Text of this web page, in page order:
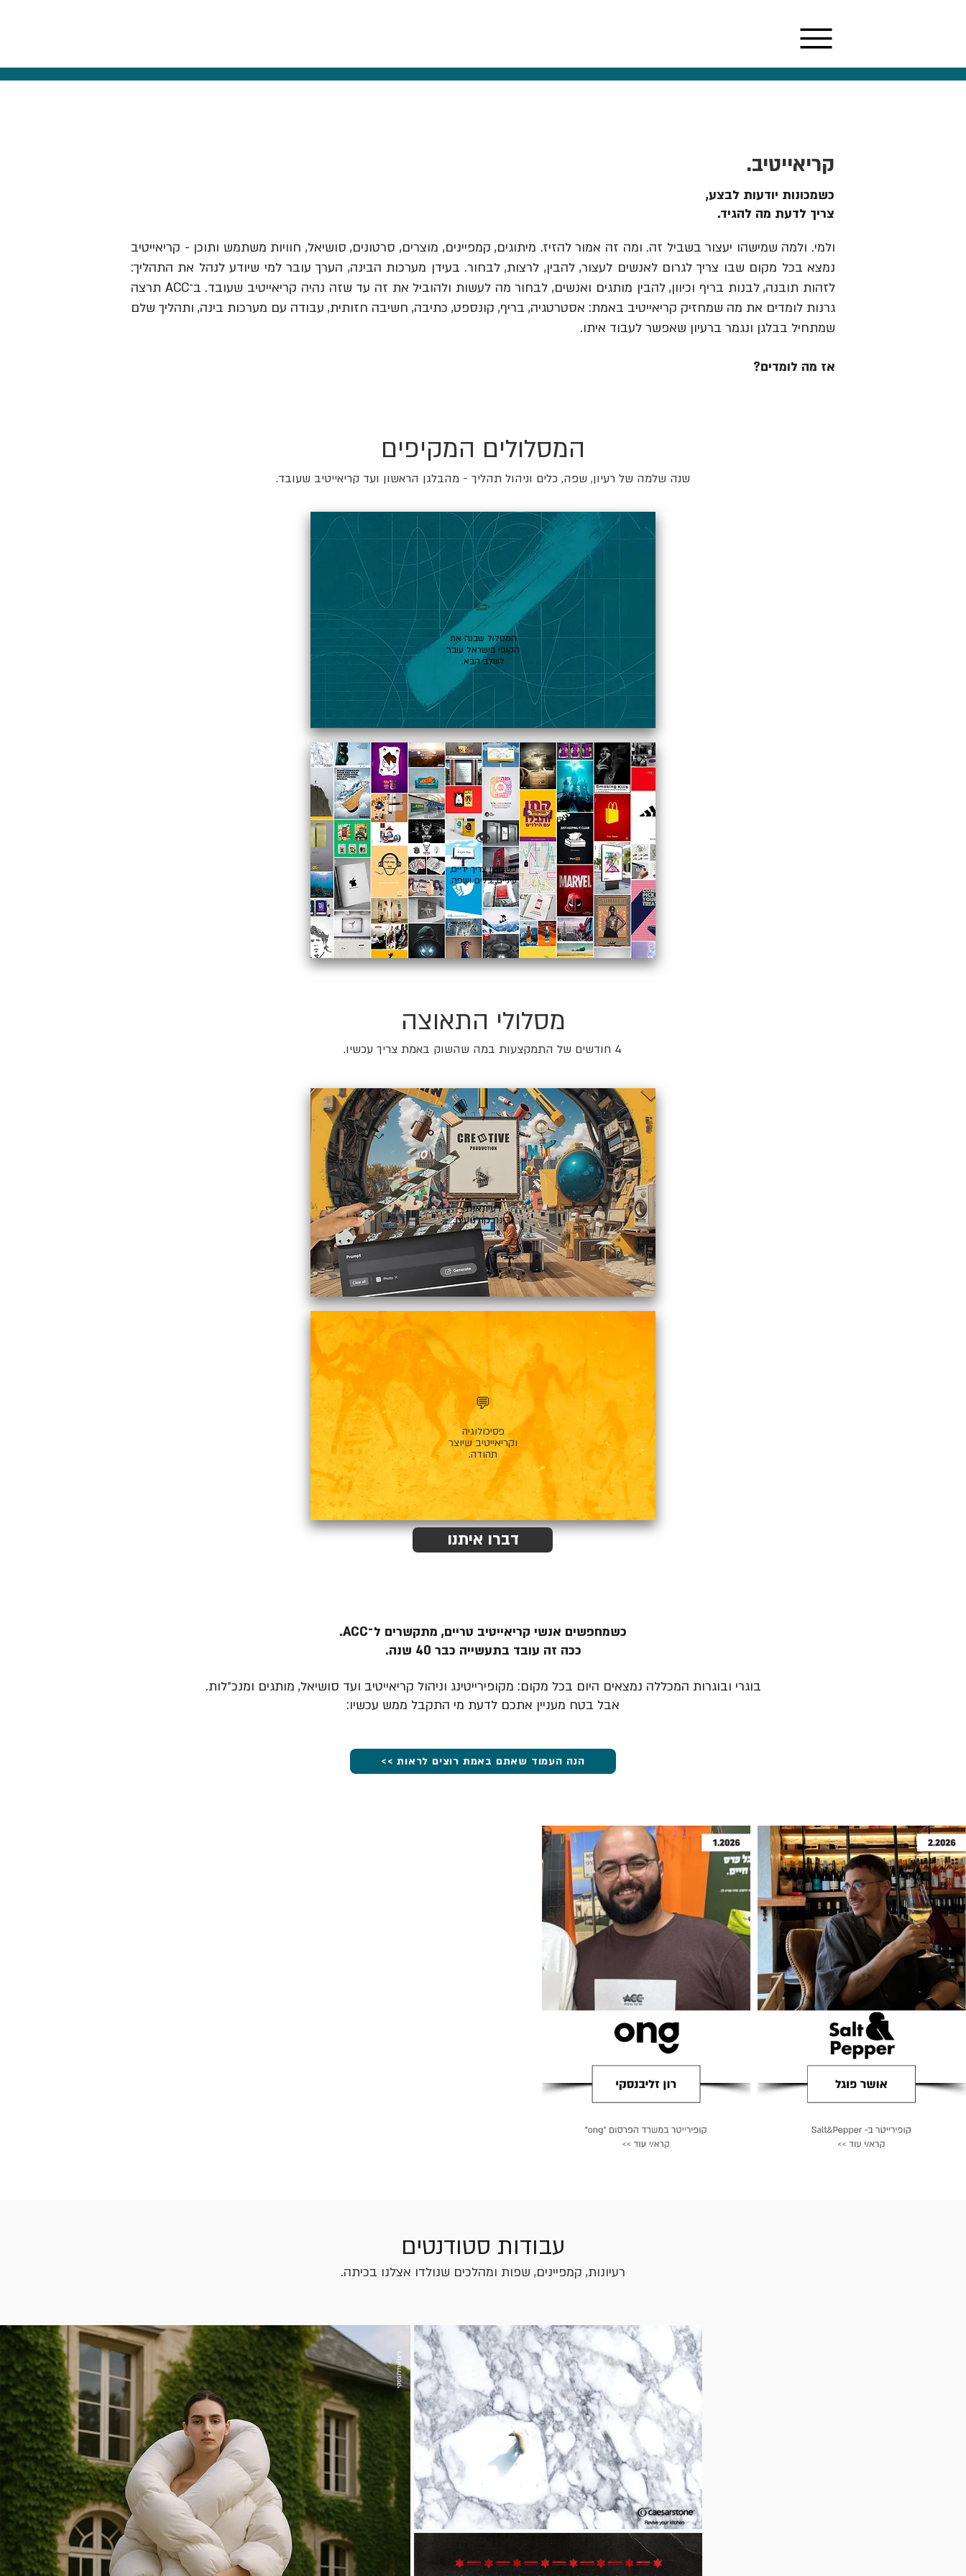
קריאייטיב.
כשמכונות יודעות לבצע,
צריך לדעת מה להגיד.
ולמי. ולמה שמישהו יעצור בשביל זה. ומה זה אמור להזיז. מיתוגים, קמפיינים, מוצרים, סרטונים, סושיאל, חוויות משתמש ותוכן - קריאייטיב
נמצא בכל מקום שבו צריך לגרום לאנשים לעצור, להבין, לרצות, לבחור. בעידן מערכות הבינה, הערך עובר למי שיודע לנהל את התהליך:
לזהות תובנה, לבנות בריף וכיוון, להבין מותגים ואנשים, לבחור מה לעשות ולהוביל את זה עד שזה נהיה קריאייטיב שעובד. ב־ACC תרצה
גרנות לומדים את מה שמחזיק קריאייטיב באמת: אסטרטגיה, בריף, קונספט, כתיבה, חשיבה חזותית, עבודה עם מערכות בינה, ותהליך שלם
שמתחיל בבלגן ונגמר ברעיון שאפשר לעבוד איתו.
אז מה לומדים?
המסלולים המקיפים
שנה שלמה של רעיון, שפה, כלים וניהול תהליך - מהבלגן הראשון ועד קריאייטיב שעובד.
✏️
המסלול שבנה את
הקופי בישראל עובר
לשלב הבא.
👁️
כשרעיון צריך ידיים,
עיניים, כלים ושפה.
מסלולי התאוצה
4 חודשים של התמקצעות במה שהשוק באמת צריך עכשיו.
🎬
רעיונאות
ובינה קולנועית.
💬
פסיכולוגיה
וקריאייטיב שיוצר
תהודה.
דברו איתנו
כשמחפשים אנשי קריאייטיב טריים, מתקשרים ל־ACC.
ככה זה עובד בתעשייה כבר 40 שנה.
בוגרי ובוגרות המכללה נמצאים היום בכל מקום: מקופירייטינג וניהול קריאייטיב ועד סושיאל, מותגים ומנכ״לות.
אבל בטח מעניין אתכם לדעת מי התקבל ממש עכשיו:
הנה העמוד שאתם באמת רוצים לראות >>
עבודות סטודנטים
רעיונות, קמפיינים, שפות ומהלכים שנולדו אצלנו בכיתה.